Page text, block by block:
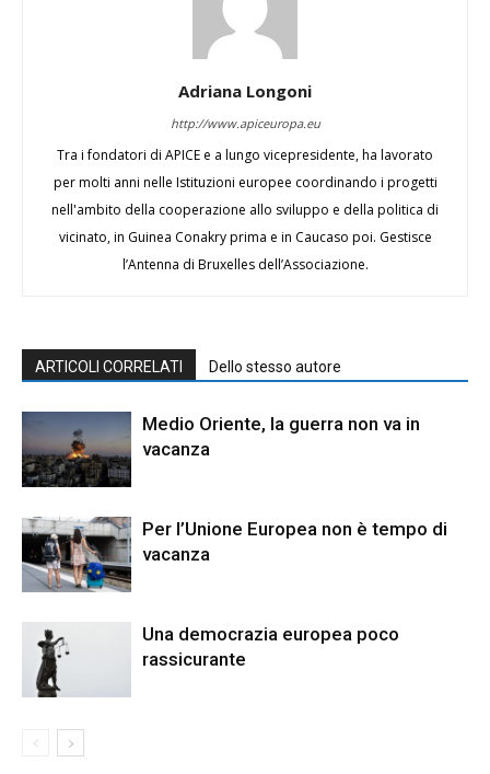
Adriana Longoni
http://www.apiceuropa.eu
Tra i fondatori di APICE e a lungo vicepresidente, ha lavorato
per molti anni nelle Istituzioni europee coordinando i progetti
nell'ambito della cooperazione allo sviluppo e della politica di
vicinato, in Guinea Conakry prima e in Caucaso poi. Gestisce
l’Antenna di Bruxelles dell’Associazione.
ARTICOLI CORRELATI Dello stesso autore
Medio Oriente, la guerra non va in
vacanza
Per l’Unione Europea non è tempo di
vacanza
Una democrazia europea poco
rassicurante